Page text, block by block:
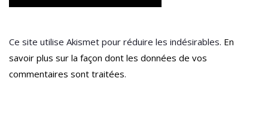
Ce site utilise Akismet pour réduire les indésirables. En
savoir plus sur la façon dont les données de vos
commentaires sont traitées.